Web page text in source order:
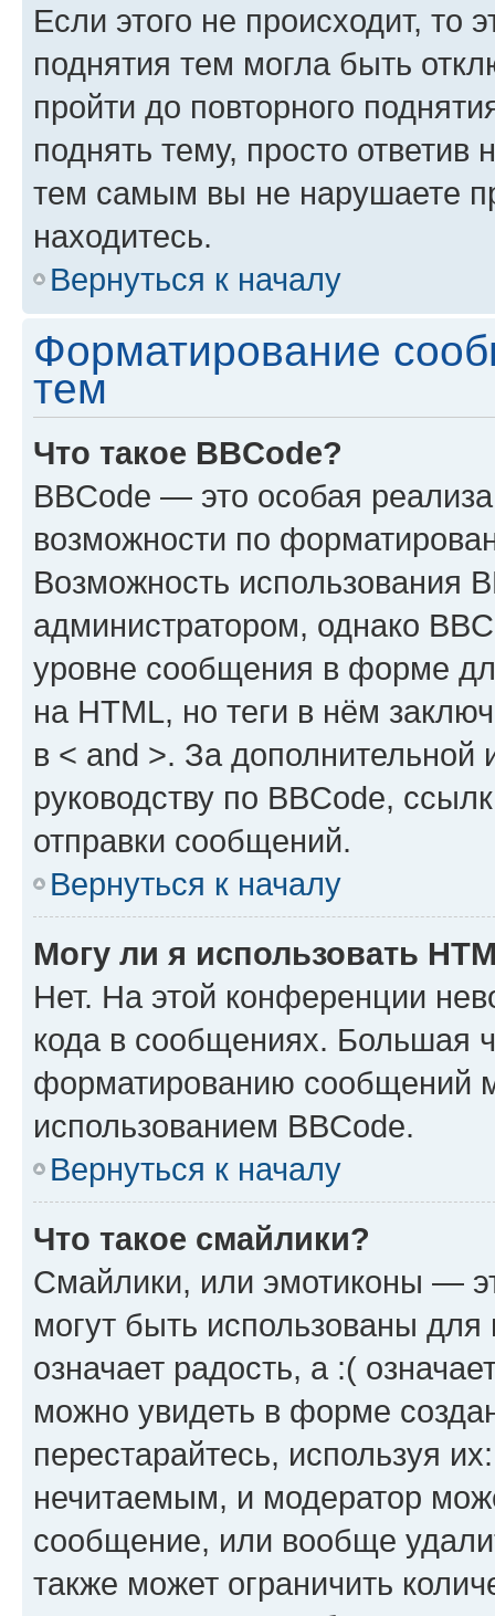
Если этого не происходит, то
поднятия тем могла быть
пройти до повторного
поднять тему, просто ответив
тем самым вы не нарушаете
находитесь.
Вернуться к началу
Форматирование
тем
Что такое BBCode?
BBCode — это особая
возможности по
Возможность использования
администратором, однако
уровне сообщения в форме
на HTML, но теги в нём
в < and >. За
руководству по BBCode,
отправки сообщений.
Вернуться к началу
Могу ли я использовать
Нет. На этой конференции
кода в сообщениях. Большая
форматированию сообщений
использованием BBCode.
Вернуться к началу
Что такое смайлики?
Смайлики, или эмотиконы —
могут быть использованы
означает радость, а :(
можно увидеть в форме
перестарайтесь, используя
нечитаемым, и модератор
сообщение, или вообще
также может ограничить